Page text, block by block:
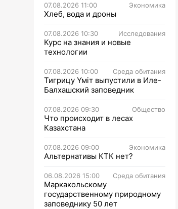
07.08.2026 11:00 Экономика
Хлеб, вода и дроны
07.08.2026 10:30 Исследования
Курс на знания и новые
технологии
07.08.2026 10:00 Среда обитания
Тигрицу Үміт выпустили в Иле-
Балхашский заповедник
07.08.2026 09:30 Общество
Что происходит в лесах
Казахстана
07.08.2026 09:00 Экономика
Альтернативы КТК нет?
06.08.2026 15:00 Среда обитания
Маркакольскому
государственному природному
заповеднику 50 лет